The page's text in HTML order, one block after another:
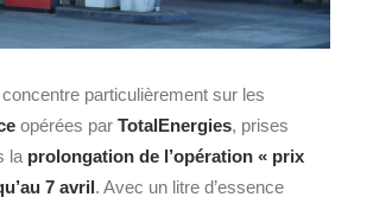
particulièrement sur les
opérées par TotalEnergies, prises
la prolongation de l’opération « prix
7 avril. Avec un litre d’essence